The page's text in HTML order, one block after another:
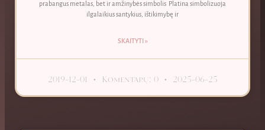
prabangus metalas, bet ir amžinybės simbolis Platina simbolizuoja
ilgalaikius santykius, ištikimybę ir
SKAITYTI »
2019-12-01 Komentarų: 0 2025-06-25